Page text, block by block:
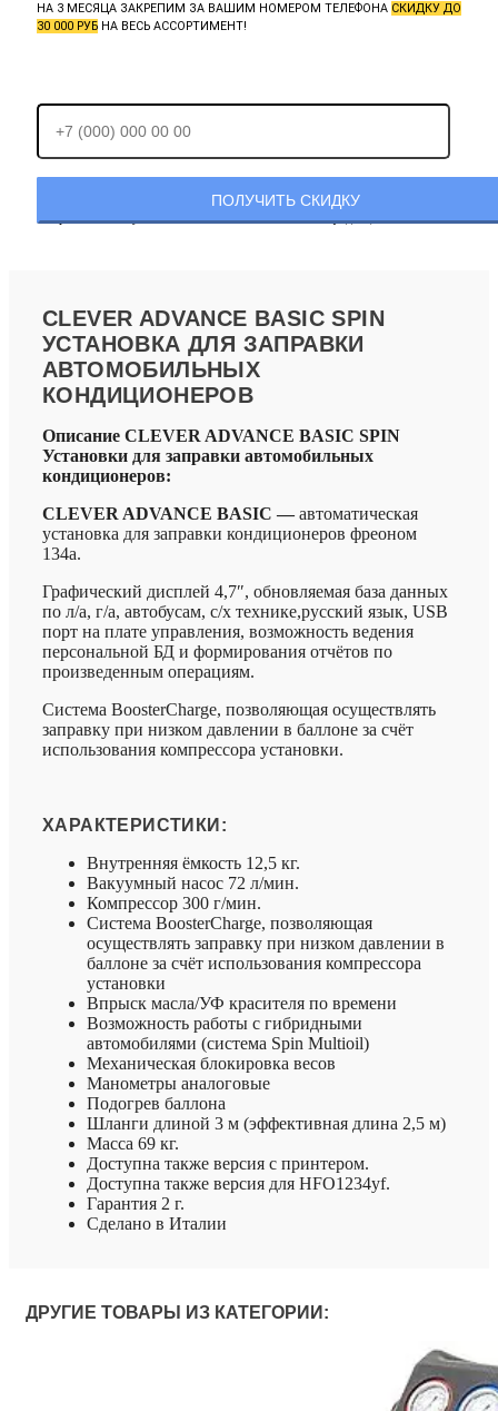
НА 3 МЕСЯЦА ЗАКРЕПИМ ЗА ВАШИМ НОМЕРОМ ТЕЛЕФОНА СКИДКУ ДО
30 000 РУБ НА ВЕСЬ АССОРТИМЕНТ!
Отправляя заявку, Вы соглашаетесь сполитикой конфиденциальности.
CLEVER ADVANCE BASIC SPIN
УСТАНОВКА ДЛЯ ЗАПРАВКИ
АВТОМОБИЛЬНЫХ
КОНДИЦИОНЕРОВ
Описание CLEVER ADVANCE BASIC SPIN
Установки для заправки автомобильных
кондиционеров:
CLEVER ADVANCE BASIC —автоматическая
установка для заправки кондиционеров фреоном
134a.
Графический дисплей 4,7″, обновляемая база данных
по л/а, г/а, автобусам, с/х технике,русский язык, USB
порт на плате управления, возможность ведения
персональной БД и формирования отчётов по
произведенным операциям.
Система BoosterCharge, позволяющая осуществлять
заправку при низком давлении в баллоне за счёт
использования компрессора установки.
ХАРАКТЕРИСТИКИ:
Внутренняя ёмкость 12,5 кг.
Вакуумный насос 72 л/мин.
Компрессор 300 г/мин.
Система BoosterCharge, позволяющая
осуществлять заправку при низком давлении в
баллоне за счёт использования компрессора
установки
Впрыск масла/УФ красителя по времени
Возможность работы с гибридными
автомобилями (система Spin Multioil)
Механическая блокировка весов
Манометры аналоговые
Подогрев баллона
Шланги длиной 3 м (эффективная длина 2,5 м)
Масса 69 кг.
Доступна также версия с принтером.
Доступна также версия для HFO1234yf.
Гарантия 2 г.
Сделано в Италии
ДРУГИЕ ТОВАРЫ ИЗ КАТЕГОРИИ: